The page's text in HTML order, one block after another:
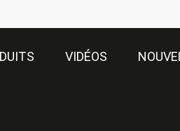
VIDÉOS